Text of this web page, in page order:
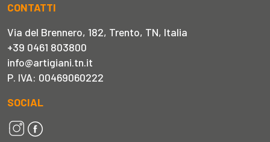
CONTATTI
Via del Brennero, 182, Trento, TN, Italia
+39 0461 803800
info@artigiani.tn.it
P. IVA: 00469060222
SOCIAL